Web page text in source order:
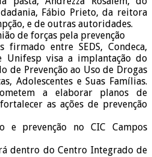
Fábio Prieto, da reitora
e de outras autoridades.
de forças pela prevenção
firmado entre SEDS, Condeca,
Unifesp visa a implantação do
de Prevenção ao Uso de Drogas
Adolescentes e Suas Famílias.
a elaborar planos de
as ações de prevenção
e prevenção no CIC Campos
dentro do Centro Integrado de